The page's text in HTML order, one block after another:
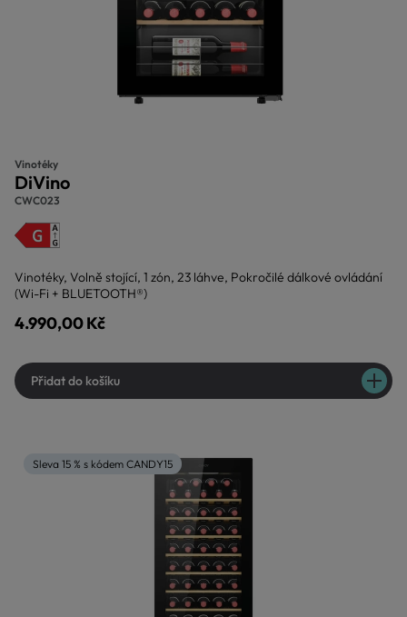
Vinotéky
DiVino
CWC023
Vinotéky, Volně stojící, 1 zón, 23 láhve, Pokročilé dálkové ovládání
(Wi-Fi + BLUETOOTH®)
4.990,00 Kč
Přidat do košíku
Sleva 15 % s kódem CANDY15